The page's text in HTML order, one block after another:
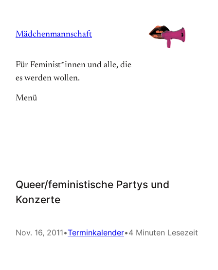
springen
Mädchenmannschaft
Für Feminist*innen und alle, die
es werden wollen.
Menü
Queer/feministische Partys und
Konzerte
Nov. 16, 2011•Terminkalender•4 Minuten Lesezeit